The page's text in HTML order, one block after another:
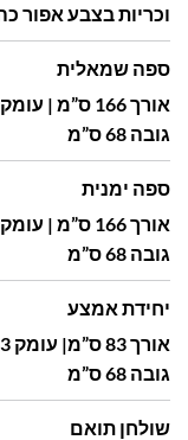
וכריות בצבע אפור
ספה שמאלית
גובה 68 ס”מ
ספה ימנית
גובה 68 ס”מ
יחידת אמצע
גובה 68 ס”מ
שולחן תואם